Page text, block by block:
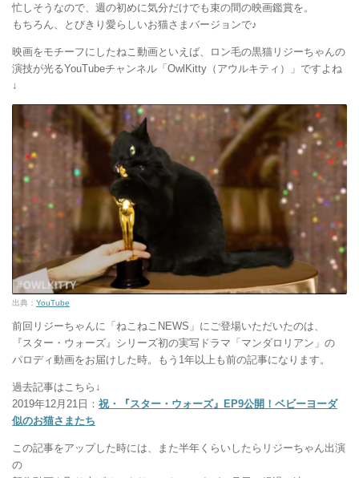
忙しそうなので、週の初めに気分だけでも束の間の映画鑑賞を。
もちろん、とびきり愛らしいお猫さまバージョンで♪
映画をモチーフにしたねこ動画といえば、ロン毛の黒猫リジーちゃんの
演技が光るYouTubeチャンネル「OwlKitty（アウルキティ）」ですよね
↓
出典： YouTube
前回リジーちゃんに「ねこねこNEWS」にご登場いただいたのは、
『スター・ウォーズ』シリーズ初の実写ドラマ「マンダロリアン」の
パロディ動画をお届けした時。もう1年以上も前の記事になります。
過去記事はこちら↓
2019年12月21日： 祝・『スター・ウォーズ』EP9公開！ベビーヨーダ
似のお猫さまたち
この記事をアップした時には、また半年くらいしたらリジーちゃん出演
の